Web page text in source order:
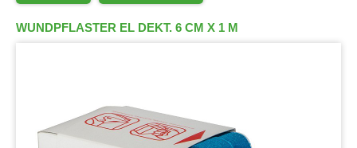
WUNDPFLASTER EL DEKT. 6 CM X 1 M